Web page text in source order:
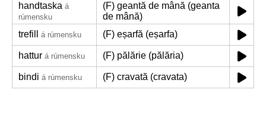
handtaska á
rúmensku
(F) geantă de mână (geanta
de mână)
trefill
á rúmensku (F) eșarfă (eșarfa)
hattur á rúmensku (F) pălărie (pălăria)
bindi á rúmensku (F) cravată (cravata)